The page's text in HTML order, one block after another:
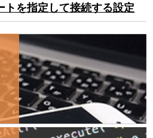
を指定して接続する設定